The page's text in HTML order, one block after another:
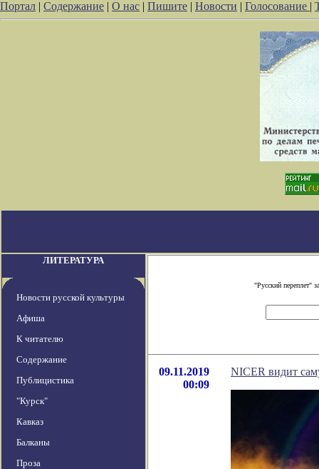
Портал | Содержание | О нас | Пишите | Новости | Голосование |
ЛИТЕРАТУРА
Новости русской культуры
Афиша
К читателю
Содержание
Публицистика
"Курск"
Кавказ
Балканы
Проза
"Русский переплет"
09.11.2019
00:09
NICER видит